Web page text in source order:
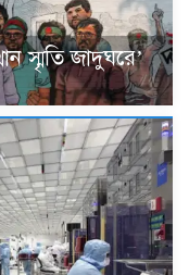
স্মৃতি জাদুঘরে’